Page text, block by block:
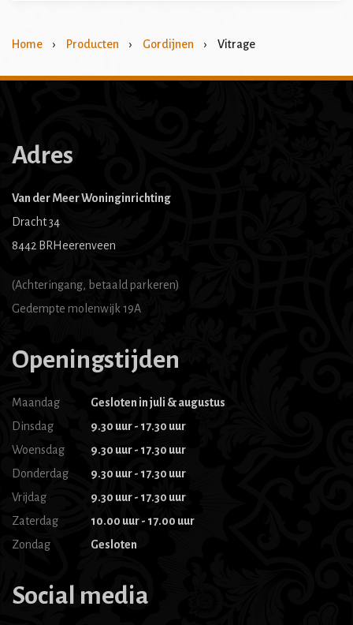
Home › Producten › Gordijnen › Vitrage
Adres
Van der Meer Woninginrichting
Dracht 34
8442 BRHeerenveen
(Achteringang, betaald parkeren)
Gedempte molenwijk 19A
Openingstijden
Maandag
Gesloten in juli & augustus
Dinsdag
9.30 uur - 17.30 uur
Woensdag
9.30 uur - 17.30 uur
Donderdag
9.30 uur - 17.30 uur
Vrijdag
9.30 uur - 17.30 uur
Zaterdag
10.00 uur - 17.00 uur
Zondag
Gesloten
Social media